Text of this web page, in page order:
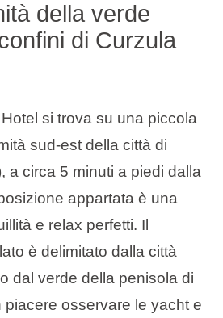
della verde
di Curzula
si trova su una piccola
sud-est della città di
a circa 5 minuti a piedi dalla
appartata è una
e relax perfetti. Il
è delimitato dalla città
dal verde della penisola di
piacere osservare le yacht e